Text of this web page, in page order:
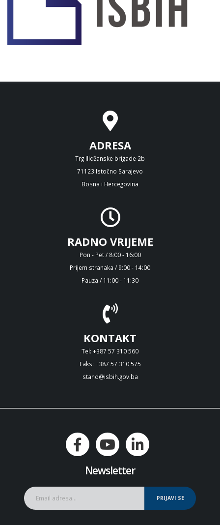
ADRESA
Trg Ilidžanske brigade 2b
71123 Istočno Sarajevo
Bosna i Hercegovina
RADNO VRIJEME
Pon - Pet / 8:00 - 16:00
Prijem stranaka / 9:00 - 14:00
Pauza / 11:00 - 11:30
KONTAKT
Tel: +387 57 310 560
Faks: +387 57 310 575
stand@isbih.gov.ba
Newsletter
PRIJAVI SE